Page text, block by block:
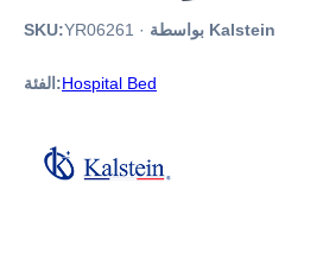
SKU:YR06261 · بواسطة Kalstein
الفئة:Hospital Bed